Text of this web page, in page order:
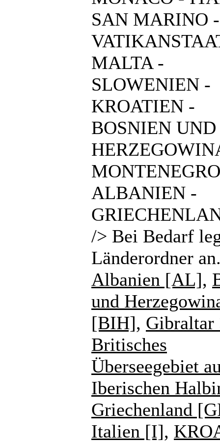
SAN MARINO -
MALTA -
SLOWENIEN -
KROATIEN -
BOSNIEN UND
ALBANIEN -
/> Bei Bedarf
Länderordner
Albanien [AL],
und
[BIH], Gibraltar
Britisches
Überseegebiet
Iberischen
Griechenland
Italien [I],